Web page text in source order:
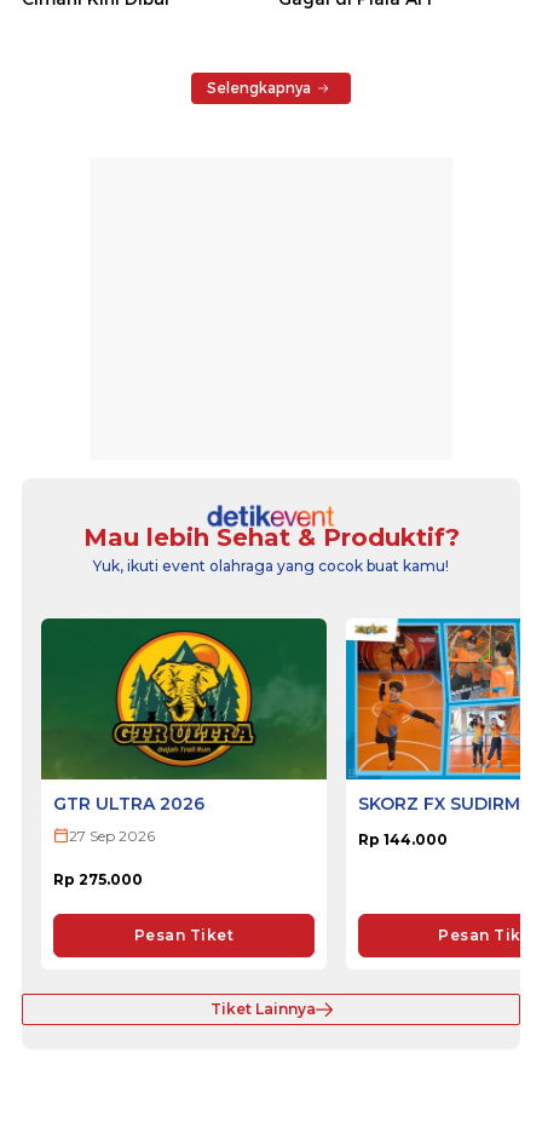
Selengkapnya
Mau lebih Sehat & Produktif?
Yuk, ikuti event olahraga yang cocok buat kamu!
GTR ULTRA 2026
27 Sep 2026
Rp 275.000
Pesan Tiket
SKORZ FX
Rp 144.000
Pesan Tiket
Tiket Lainnya